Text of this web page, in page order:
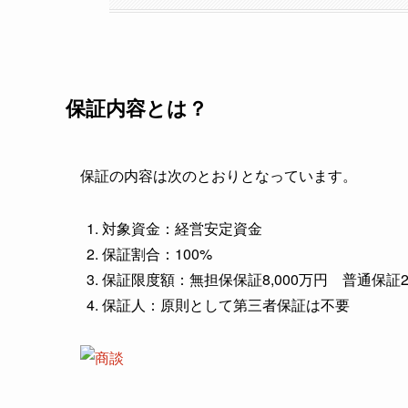
保証内容とは？
保証の内容は次のとおりとなっています。
対象資金：経営安定資金
保証割合：100%
保証限度額：無担保保証8,000万円 普通保証
保証人：原則として第三者保証は不要